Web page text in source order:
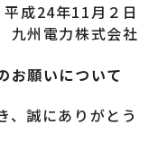
平成24年11月２日
九州電力株式会社
お願いについて
誠にありがとう